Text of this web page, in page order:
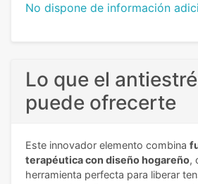
No dispone de información
Lo que el
puede ofrecerte
Este innovador elemento combina
terapéutica con diseño hogareño,
herramienta perfecta para liberar